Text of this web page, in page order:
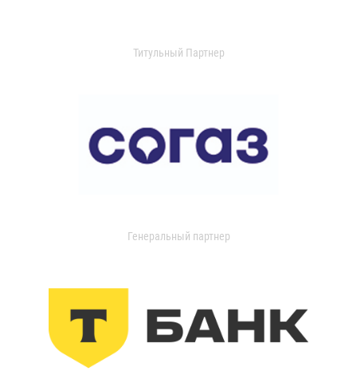
Титульный Партнер
Генеральный партнер